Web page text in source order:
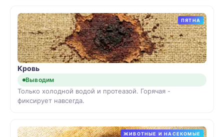
ПЯТНА
Кровь
Выводим
Только холодной водой и протеазой. Горячая -
фиксирует навсегда.
ЖИВОТНЫЕ И НАСЕКОМЫЕ